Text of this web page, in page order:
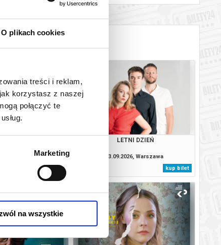
O plikach cookies
treści i reklam,
korzystasz z naszej
połączyć te
Marketing
na wszystkie
Szczytno
kup bilet
LETNI DZIEŃ
13.09.2026, Warszawa
kup bilet